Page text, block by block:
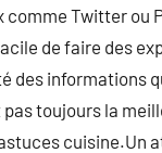
comme Twitter ou
de faire des
des informations
pas toujours la